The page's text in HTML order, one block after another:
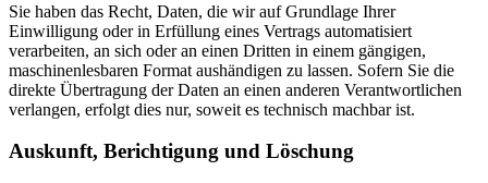
Sie haben das Recht, Daten, die wir auf Grundlage Ihrer
Einwilligung oder in Erfüllung eines Vertrags automatisiert
verarbeiten, an sich oder an einen Dritten in einem gängigen,
maschinenlesbaren Format aushändigen zu lassen. Sofern Sie die
direkte Übertragung der Daten an einen anderen Verantwortlichen
verlangen, erfolgt dies nur, soweit es technisch machbar ist.
Auskunft, Berichtigung und Löschung